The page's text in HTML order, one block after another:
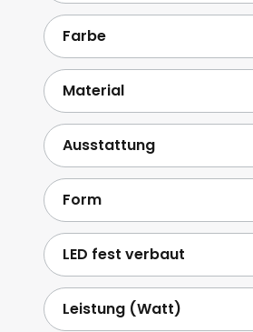
Weitere anzeigen
Farbe
Material
Ausstattung
Form
LED fest verbaut
Leistung (Watt)